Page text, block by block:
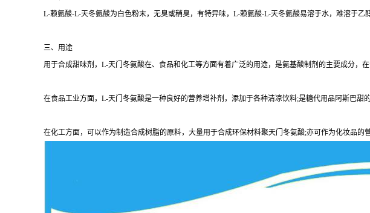
L-赖氨酸-L-天冬氨酸为白色粉末，无臭或稍臭，有特异味，L-赖氨酸-L-天冬氨酸易溶于水，难溶于乙
三、用途
用于合成甜味剂，L-天门冬氨酸在、食品和化工等方面有着广泛的用途，是氨基酸制剂的主要成分，
在食品工业方面，L-天门冬氨酸是一种良好的营养增补剂，添加于各种清凉饮料;是糖代用品阿斯巴甜
在化工方面，可以作为制造合成树脂的原料，大量用于合成环保材料聚天门冬氨酸;亦可作为化妆品的